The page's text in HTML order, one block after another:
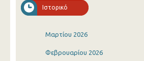
Ιστορικό
Μαρτίου 2026
Φεβρουαρίου 2026